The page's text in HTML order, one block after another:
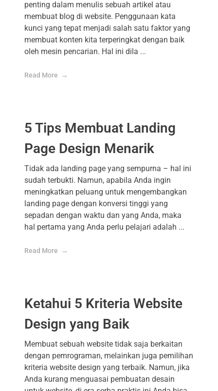
penting dalam menulis sebuah artikel atau
membuat blog di website. Penggunaan kata
kunci yang tepat menjadi salah satu faktor yang
membuat konten kita terperingkat dengan baik
oleh mesin pencarian. Hal ini dila ...
Read More
5 Tips Membuat Landing
Page Design Menarik
Tidak ada landing page yang sempurna – hal ini
sudah terbukti. Namun, apabila Anda ingin
meningkatkan peluang untuk mengembangkan
landing page dengan konversi tinggi yang
sepadan dengan waktu dan yang Anda, maka
hal pertama yang Anda perlu pelajari adalah ...
Read More
Ketahui 5 Kriteria Website
Design yang Baik
Membuat sebuah website tidak saja berkaitan
dengan pemrograman, melainkan juga pemilihan
kriteria website design yang terbaik. Namun, jika
Anda kurang menguasai pembuatan desain